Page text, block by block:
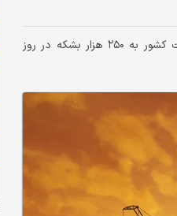
مدیرعامل شرکت ملی نفت ایران گفت: امسال بر اساس برنامه‌ریزی‌های انجام شده، میزان تولید نفت کشور به ۲۵۰ هزار بشکه در روز